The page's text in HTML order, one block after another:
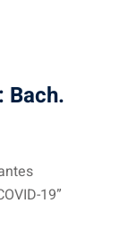
Bach.
19”